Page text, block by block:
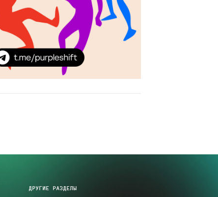
ДРУГИЕ РАЗДЕЛЫ